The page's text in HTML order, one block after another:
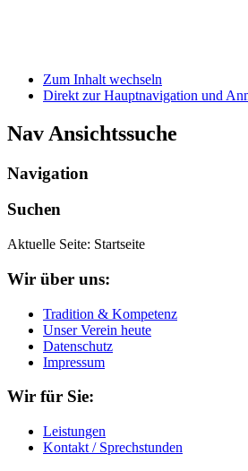
Zum Inhalt wechseln
Direkt zur Hauptnavigation und
Nav Ansichtssuche
Navigation
Suchen
Aktuelle Seite: Startseite
Wir über uns:
Tradition & Kompetenz
Unser Verein heute
Datenschutz
Impressum
Wir für Sie:
Leistungen
Kontakt / Sprechstunden